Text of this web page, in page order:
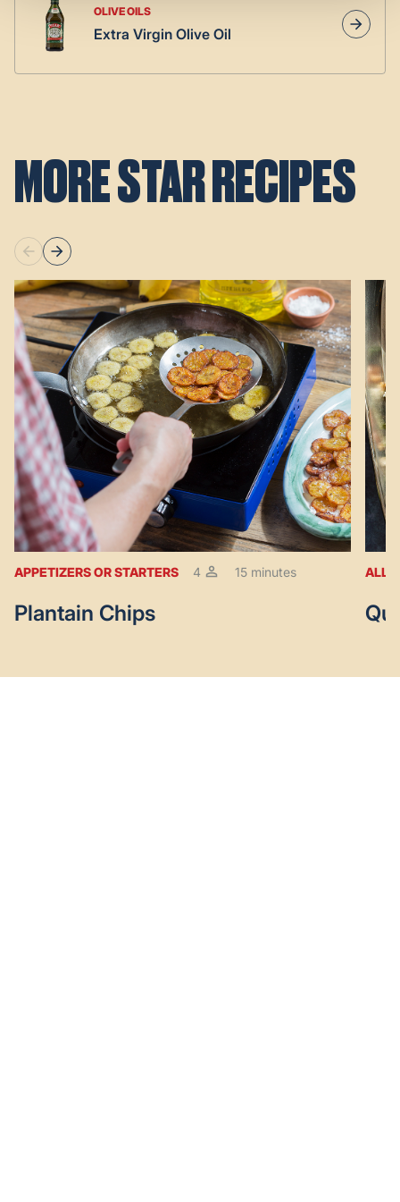
OLIVE OILS
Extra Virgin Olive Oil
MORE STAR RECIPES
APPETIZERS OR STARTERS 4 15 minutes
Plantain Chips
ALL